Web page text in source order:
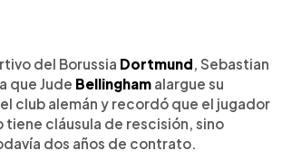
artículo
del Borussia Dortmund, Sebastian
que Jude Bellingham alargue su
club alemán y recordó que el jugador
tiene cláusula de rescisión, sino
dos años de contrato.